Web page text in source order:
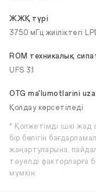
ЖЖҚ түрі
3750 мГц жиіліктегі
ROM техникалық
UFS 3.1
OTG ma'lumotlarini
Қолдау көрсетіледі
* Қолжетімді ішкі жад
бір бөлігін
жаңартуларына,
тәуелді факторларға
мүмкін.